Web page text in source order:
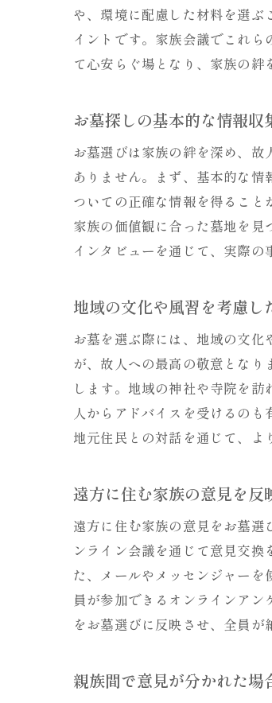
や、環境に配慮した材料を選
イントです。家族会議でこれ
て心安らぐ場となり、家族の絆
お墓探しの基本的な情報収
お墓選びは家族の絆を深め、
ありません。まず、基本的な
ついての正確な情報を得るこ
家族の価値観に合った墓地を
インタビューを通じて、実際の
地域の文化や風習を考慮し
お墓を選ぶ際には、地域の文
が、故人への最高の敬意とな
します。地域の神社や寺院を
人からアドバイスを受けるの
地元住民との対話を通じて、よ
遠方に住む家族の意見を反
遠方に住む家族の意見をお墓
ンライン会議を通じて意見交
た、メールやメッセンジャー
員が参加できるオンラインア
をお墓選びに反映させ、全員が
親族間で意見が分かれた場